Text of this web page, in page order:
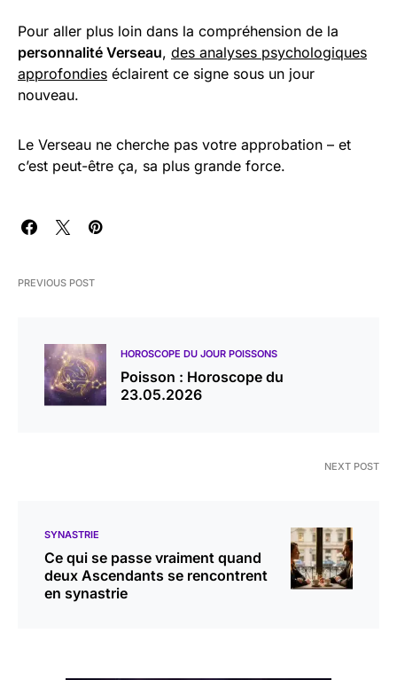
Pour aller plus loin dans la compréhension de la
personnalité Verseau, des analyses psychologiques
approfondies éclairent ce signe sous un jour
nouveau.
Le Verseau ne cherche pas votre approbation – et
c’est peut-être ça, sa plus grande force.
PREVIOUS POST
HOROSCOPE DU JOUR POISSONS
Poisson : Horoscope du
23.05.2026
NEXT POST
SYNASTRIE
Ce qui se passe vraiment quand
deux Ascendants se rencontrent
en synastrie